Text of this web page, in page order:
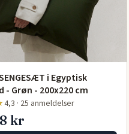
i Egyptisk
- Grøn - 200x220 cm
4,3 · 25 anmeldelser
kr